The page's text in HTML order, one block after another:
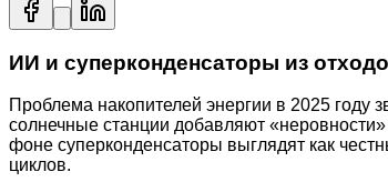
ИИ и суперконденсаторы из
Проблема накопителей энергии в 2025 году
солнечные станции добавляют
фоне суперконденсаторы выглядят как
циклов.